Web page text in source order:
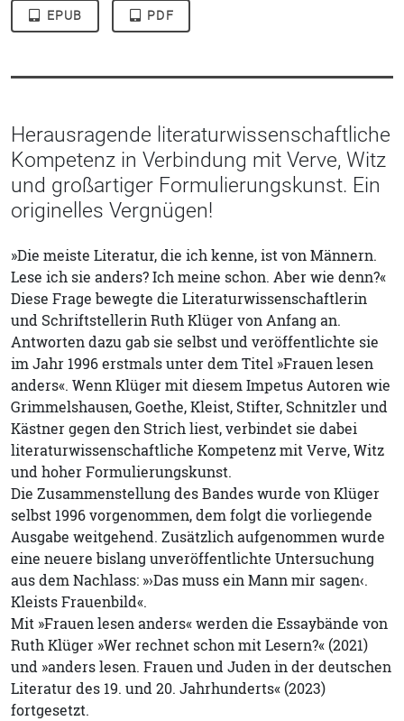
EPUB PDF
Herausragende literaturwissenschaftliche
Kompetenz in Verbindung mit Verve, Witz
und großartiger Formulierungskunst. Ein
originelles Vergnügen!
»Die meiste Literatur, die ich kenne, ist von Männern.
Lese ich sie anders? Ich meine schon. Aber wie denn?«
Diese Frage bewegte die Literaturwissenschaftlerin
und Schriftstellerin Ruth Klüger von Anfang an.
Antworten dazu gab sie selbst und veröffentlichte sie
im Jahr 1996 erstmals unter dem Titel »Frauen lesen
anders«. Wenn Klüger mit diesem Impetus Autoren wie
Grimmelshausen, Goethe, Kleist, Stifter, Schnitzler und
Kästner gegen den Strich liest, verbindet sie dabei
literaturwissenschaftliche Kompetenz mit Verve, Witz
und hoher Formulierungskunst.
Die Zusammenstellung des Bandes wurde von Klüger
selbst 1996 vorgenommen, dem folgt die vorliegende
Ausgabe weitgehend. Zusätzlich aufgenommen wurde
eine neuere bislang unveröffentlichte Untersuchung
aus dem Nachlass: »›Das muss ein Mann mir sagen‹.
Kleists Frauenbild«.
Mit »Frauen lesen anders« werden die Essaybände von
Ruth Klüger »Wer rechnet schon mit Lesern?« (2021)
und »anders lesen. Frauen und Juden in der deutschen
Literatur des 19. und 20. Jahrhunderts« (2023)
fortgesetzt.